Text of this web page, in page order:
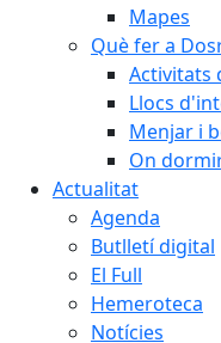
Mapes
Què fer a
Activitats
Llocs
Menjar i
On
Actualitat
Agenda
Butlletí digital
El Full
Hemeroteca
Notícies